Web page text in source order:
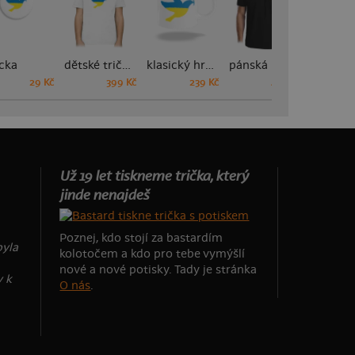
29 Kč
dětské tričko
399 Kč
klasický hrnek
239 Kč 449 Kč
k
Už 19 let tiskneme trička, který
jinde nenajdeš
Poznej, kdo stojí za bastardím
kolotočem a kdo pro tebe vymýšlí
nové a nové potisky. Tady je stránka
O nás.